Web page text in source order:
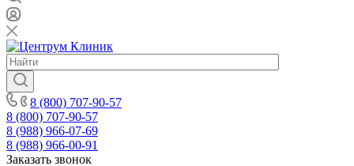
8 (800) 707-90-57
8 (800) 707-90-57
8 (988) 966-07-69
8 (988) 966-00-91
Заказать звонок